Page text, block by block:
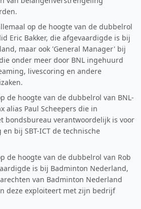
op de hoogte van de dubbelrol
Eric Bakker, die afgevaardigde is bij
maar ook 'General Manager' bij
onder meer door BNL ingehuurd
livescoring en andere
de hoogte van de dubbelrol van BNL-
alias Paul Scheepers die in
bondsbureau verantwoordelijk is voor
bij SBT-ICT de technische
de hoogte van de dubbelrol van Rob
is bij Badminton Nederland,
van Badminton Nederland
deze exploiteert met zijn bedrijf